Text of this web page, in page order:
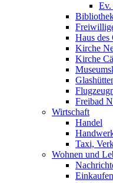
Ev.
Haus des
Kirche
Kirche
Freibad
Wirtschaft
Handel
Taxi,
Wohnen und
Einkaufen